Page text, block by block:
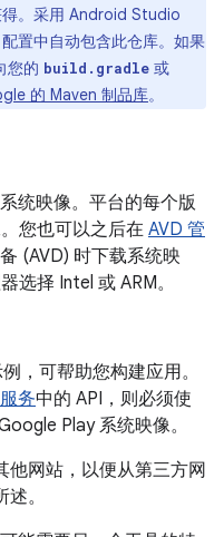
。采用 Android Studio
置中自动包含此仓库。如果
您的 build.gradle 或
的 Maven 制品库。
统映像。平台的每个版
您也可以之后在 AVD 管
(AVD) 时下载系统映
选择 Intel 或 ARM。
，可帮助您构建应用。
务中的 API，则必须使
Play 系统映像。
他网站，以便从第三方网
。